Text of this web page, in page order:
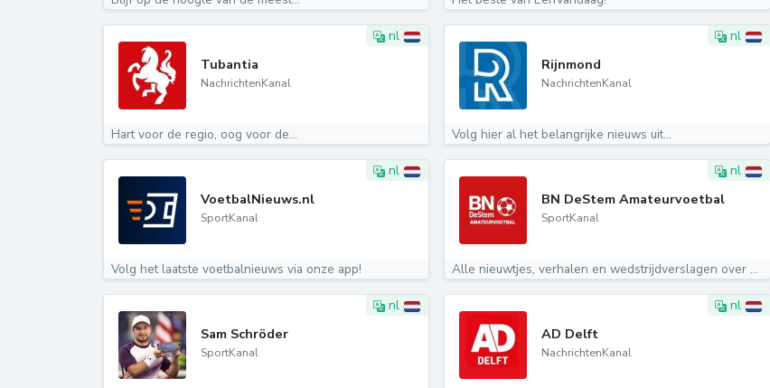
nl
Tubantia
NachrichtenKanal
Hart voor de regio, oog voor de...
nl
Rijnmond
NachrichtenKanal
Volg hier al het belangrijke nieuws uit...
nl
VoetbalNieuws.nl
SportKanal
Volg het laatste voetbalnieuws via onze app!
nl
BN DeStem Amateurvoetbal
SportKanal
Alle nieuwtjes, verhalen en wedstrijdverslagen over het...
nl
Sam Schröder
SportKanal
nl
AD Delft
NachrichtenKanal